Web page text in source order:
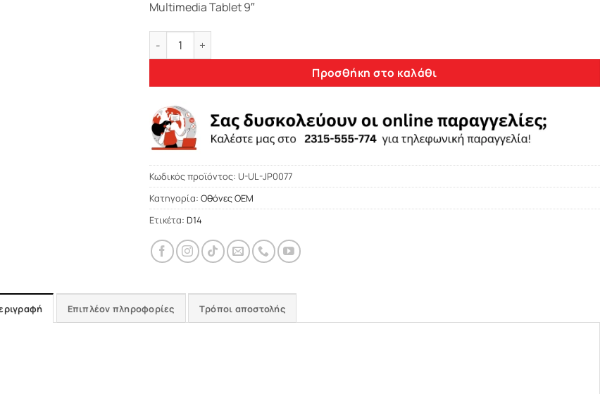
Multimedia Tablet 9″
Bizzar Ultra Series Jeep Cherokee 2014-2019 8core Android 11 8+128GB Navigation
Προσθήκη στο καλάθι
Κωδικός προϊόντος: U-UL-JP0077
Κατηγορία: Οθόνες OEM
Ετικέτα: D14
Επιπλέον πληροφορίες Τρόποι αποστολής